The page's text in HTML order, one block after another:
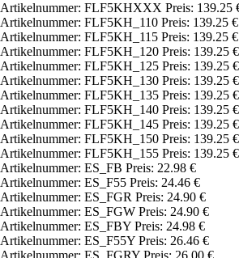
Artikelnummer: FLF5KHXXX Preis: 139.25
Artikelnummer: FLF5KH_110 Preis: 139.25 €
Artikelnummer: FLF5KH_115 Preis: 139.25 €
Artikelnummer: FLF5KH_120 Preis: 139.25 €
Artikelnummer: FLF5KH_125 Preis: 139.25 €
Artikelnummer: FLF5KH_130 Preis: 139.25 €
Artikelnummer: FLF5KH_135 Preis: 139.25 €
Artikelnummer: FLF5KH_140 Preis: 139.25 €
Artikelnummer: FLF5KH_145 Preis: 139.25 €
Artikelnummer: FLF5KH_150 Preis: 139.25 €
Artikelnummer: FLF5KH_155 Preis: 139.25 €
Artikelnummer: ES_FB Preis: 22.98 €
Artikelnummer: ES_F55 Preis: 24.46 €
Artikelnummer: ES_FGR Preis: 24.90 €
Artikelnummer: ES_FGW Preis: 24.90 €
Artikelnummer: ES_FBY Preis: 24.98 €
Artikelnummer: ES_F55Y Preis: 26.46 €
Artikelnummer: ES_FGRY Preis: 26.00 €